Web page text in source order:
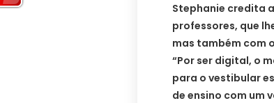
Stephanie credita
professores, que
mas também com
“Por ser digital, o
para o vestibular
de ensino com um